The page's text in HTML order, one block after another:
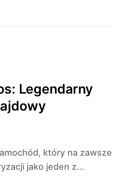
Legendarny
jako jeden z...